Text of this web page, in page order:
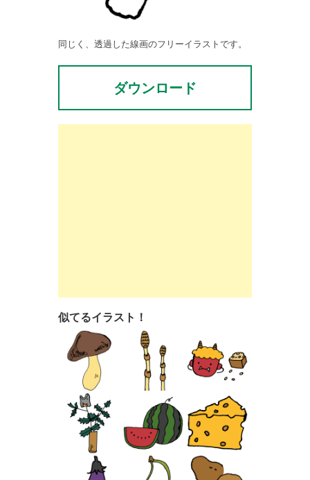
同じく、透過した線画のフリーイラストです。
ダウンロード
似てるイラスト！